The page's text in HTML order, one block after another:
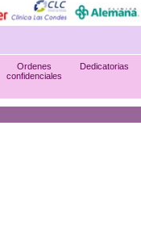
Ordenes
confidenciales
Dedicatorias